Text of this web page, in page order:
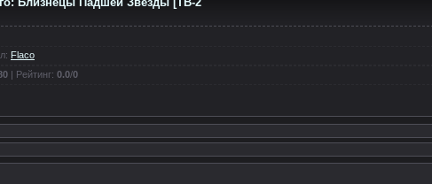
: Flaco
| Рейтинг: 0.0/0